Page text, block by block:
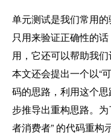
单元测试是我们常用
只用来验证正确性的
用，它还可以帮助我们
本文还会提出一个以“
码的思路，利用这个
步推导出重构思路。
者消费者” 的代码重构